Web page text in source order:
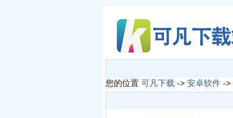
您的位置 可凡下载 -> 安卓软件 ->